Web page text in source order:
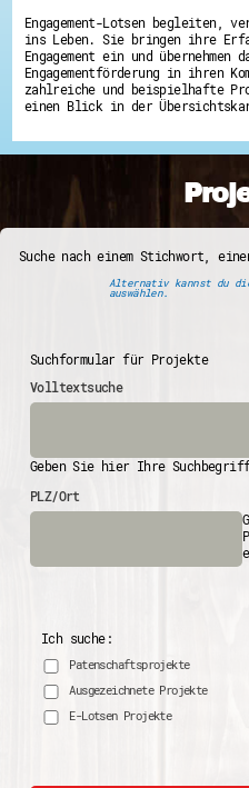
Engagement-Lotsen begleiten,
ins Leben. Sie bringen ihre
Engagement ein und übernehmen
Engagementförderung in ihren
zahlreiche und beispielhafte
einen Blick in der
Suche nach einem Stichwort,
Alternativ kannst du
auswählen.
Suchformular für Projekte
Volltextsuche
Geben Sie hier Ihre
PLZ/Ort
Ich suche:
Patenschaftsprojekte
Ausgezeichnete Projekte
E-Lotsen Projekte